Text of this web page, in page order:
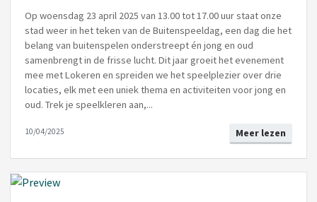
Op woensdag 23 april 2025 van 13.00 tot 17.00 uur staat onze
stad weer in het teken van de Buitenspeeldag, een dag die het
belang van buitenspelen onderstreept én jong en oud
samenbrengt in de frisse lucht. Dit jaar groeit het evenement
mee met Lokeren en spreiden we het speelplezier over drie
locaties, elk met een uniek thema en activiteiten voor jong en
oud. Trek je speelkleren aan,...
Meer lezen
10/04/2025